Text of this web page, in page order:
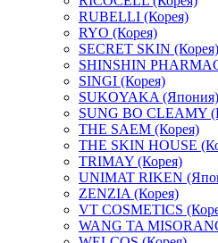
RUBELLI (Корея)
RYO (Корея)
SECRET SKIN (Корея)
SHINSHIN
SINGI (Корея)
SUKOYAKA (Япония)
SUNG BO CLEAMY
THE SAEM (Корея)
THE SKIN HOUSE
TRIMAY (Корея)
UNIMAT RIKEN
ZENZIA (Корея)
VT COSMETICS
WANG TA